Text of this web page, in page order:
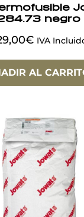
negro
€ IVA
AL